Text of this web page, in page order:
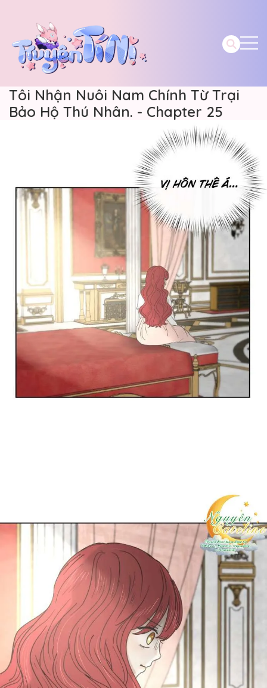
Tôi Nhận Nuôi Nam Chính Từ Trại
Bảo Hộ Thú Nhân. - Chapter 25